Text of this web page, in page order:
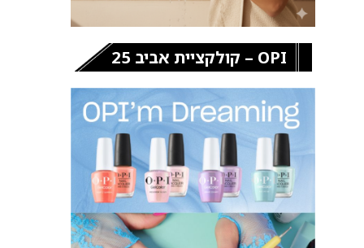
OPI – קולקציית אביב 25